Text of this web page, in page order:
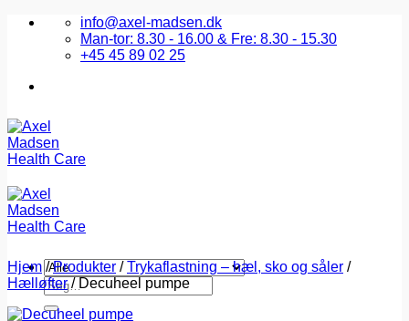
Fortsæt
info@axel-madsen.dk
Man-tor: 8.30 - 16.00 & Fre: 8.30 - 15.30
+45 45 89 02 25
Søg
efter:
Hjem /Produkter /Trykaflastning – hæl, sko og såler /
Hælløfter/ Decuheel pumpe